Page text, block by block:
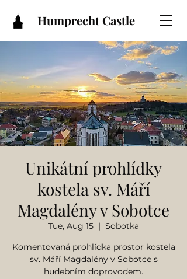
Humprecht Castle
Unikátní prohlídky
kostela sv. Máří
Magdalény v Sobotce
Tue, Aug 15
  |
Sobotka
Komentovaná prohlídka prostor kostela
sv. Máří Magdalény v Sobotce s
hudebním doprovodem.